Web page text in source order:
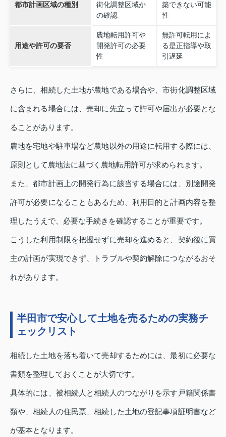
都市計画区域の種別
街化調整区域か
の確認
築できない可能
性
用途や許可の要否
農地転用許可や
開発許可の必要
性
無許可転用によ
る是正指導や取
引遅延
さらに、相続した土地が農地である場合や、市街化調整区域
に含まれる場合には、売却に先立って許可や届出が必要とな
ることがあります。
農地を宅地や駐車場など農地以外の用途に転用する際には、
原則として農地法に基づく農地転用許可が求められます。
また、都市計画上の開発行為に該当する場合には、別途開発
許可が必要になることもあるため、利用目的と計画内容を整
理したうえで、必要な手続きを確認することが重要です。
こうした利用制限を把握せずに売却を進めると、契約後に買
主の計画が実現できず、トラブルや契約解除につながるおそ
れがあります。
半田市で安心して土地を売るための実務チ
ェックリスト
相続した土地を落ち着いて売却するためには、最初に必要な
書類を整理しておくことが大切です。
具体的には、被相続人と相続人のつながりを示す戸籍関係書
類や、相続人の住民票、相続した土地の登記事項証明書など
が基本となります。